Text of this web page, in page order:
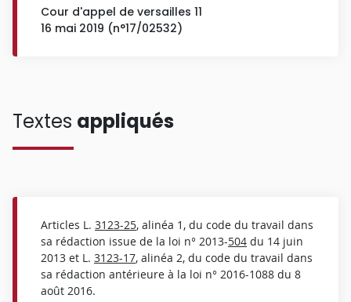
Cour d'appel de versailles 11
16 mai 2019 (n°17/02532)
Textes appliqués
Articles L. 3123-25, alinéa 1, du code du travail dans
sa rédaction issue de la loi n° 2013-504 du 14 juin
2013 et L. 3123-17, alinéa 2, du code du travail dans
sa rédaction antérieure à la loi n° 2016-1088 du 8
août 2016.